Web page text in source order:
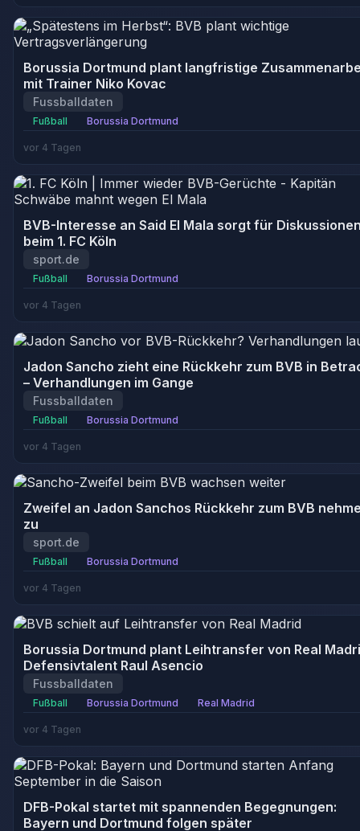
Borussia Dortmund plant langfristige
mit Trainer Niko Kovac
Fussballdaten
Fußball Borussia Dortmund
vor 4 Tagen
BVB-Interesse an Said El Mala sorgt für
beim 1. FC Köln
sport.de
Fußball Borussia Dortmund
vor 4 Tagen
Jadon Sancho zieht eine Rückkehr zum BVB in
– Verhandlungen im Gange
Fussballdaten
Fußball Borussia Dortmund
vor 4 Tagen
Zweifel an Jadon Sanchos Rückkehr zum BVB
zu
sport.de
Fußball Borussia Dortmund
vor 4 Tagen
Borussia Dortmund plant Leihtransfer von Real
Defensivtalent Raul Asencio
Fussballdaten
Fußball Borussia Dortmund Real Madrid
vor 4 Tagen
DFB-Pokal startet mit spannenden Begegnungen:
Bayern und Dortmund folgen später